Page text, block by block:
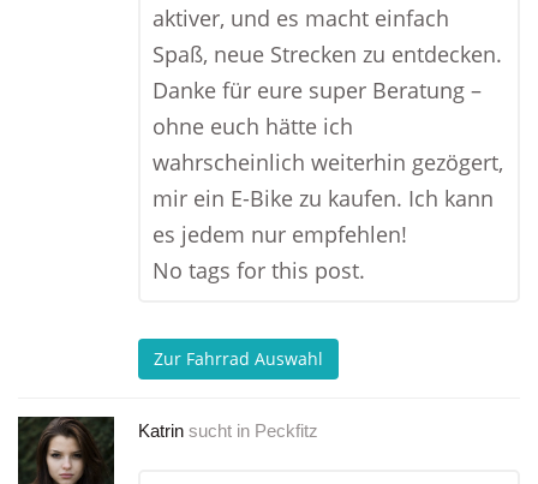
aktiver, und es macht einfach
Spaß, neue Strecken zu entdecken.
Danke für eure super Beratung –
ohne euch hätte ich
wahrscheinlich weiterhin gezögert,
mir ein E-Bike zu kaufen. Ich kann
es jedem nur empfehlen!
No tags for this post.
Zur Fahrrad Auswahl
Katrin sucht in Peckfitz